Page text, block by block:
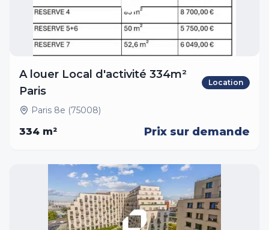
A louer Local d'activité 334m²
Paris
Location
Paris 8e (75008)
334 m² Prix sur demande